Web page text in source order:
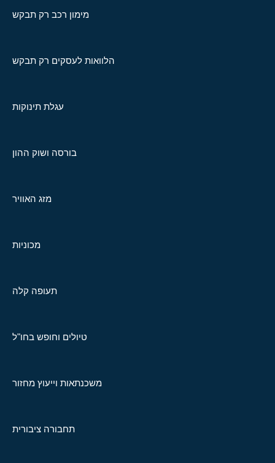
מימון רכב רק תבקש
הלוואות לעסקים רק תבקש
עגלת תינוקות
בורסה ושוק ההון
מזג האוויר
מכוניות
תעופה קלה
טיולים וחופש בחו"ל
משכנתאות וייעוץ מחזור
תחבורה ציבורית